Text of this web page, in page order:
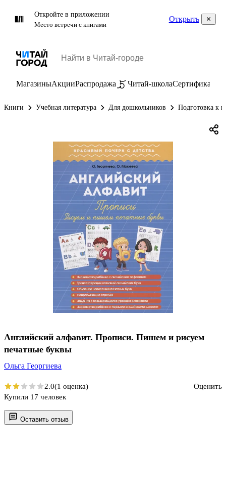
Откройте в приложении
Место встречи с книгами
Открыть
МагазиныАкцииРаспродажа Читай-школаСертификаты
Книги Учебная литература Для дошкольников Подготовка к
Оставить отзыв
Английский алфавит. Прописи. Пишем и рисуем
печатные буквы
Ольга Георгиева
2.0(1 оценка)
Оценить
Купили 17 человек